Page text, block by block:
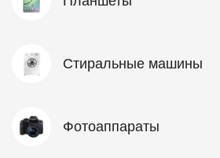
Стиральные машины
Фотоаппараты